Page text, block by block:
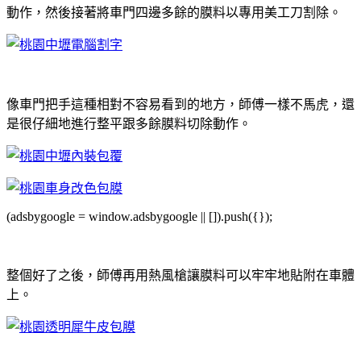
動作，然後接著將車門四邊多餘的膜料以專用美工刀割除。
像車門把手這種相對不容易看到的地方，師傅一樣不馬虎，還
是很仔細地進行整平跟多餘膜料切除動作。
(adsbygoogle = window.adsbygoogle || []).push({});
整個好了之後，師傅再用熱風槍讓膜料可以牢牢地貼附在車體
上。